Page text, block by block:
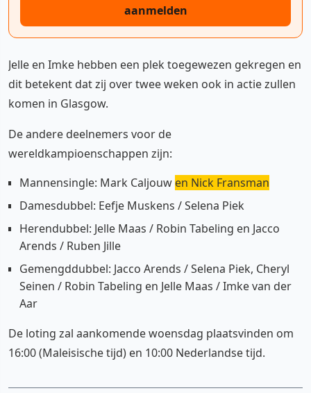
aanmelden
Jelle en Imke hebben een plek toegewezen gekregen en
dit betekent dat zij over twee weken ook in actie zullen
komen in Glasgow.
De andere deelnemers voor de
wereldkampioenschappen zijn:
Mannensingle: Mark Caljouw en Nick Fransman
Damesdubbel: Eefje Muskens / Selena Piek
Herendubbel: Jelle Maas / Robin Tabeling en Jacco
Arends / Ruben Jille
Gemengddubbel: Jacco Arends / Selena Piek, Cheryl
Seinen / Robin Tabeling en Jelle Maas / Imke van der
Aar
De loting zal aankomende woensdag plaatsvinden om
16:00 (Maleisische tijd) en 10:00 Nederlandse tijd.